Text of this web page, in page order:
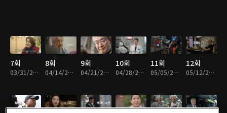
7회
03/31/2024 • 41분
8회
04/14/2024 • 39분
9회
04/21/2024 • 39분
10회
04/28/2024 • 41분
11회
05/05/2024 • 39분
12회
05/12/2024 • 39분